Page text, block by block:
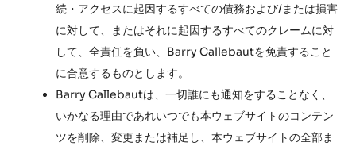
続・アクセスに起因するすべての債務および/または損害
に対して、またはそれに起因するすべてのクレームに対
して、全責任を負い、Barry Callebautを免責すること
に合意するものとします。
Barry Callebautは、一切誰にも通知をすることなく、
いかなる理由であれいつでも本ウェブサイトのコンテン
ツを削除、変更または補足し、本ウェブサイトの全部ま